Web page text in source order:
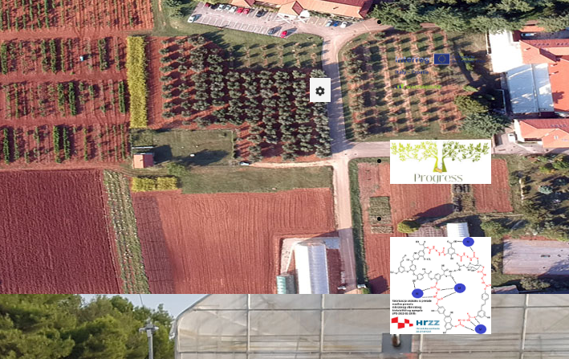
International
2018“ u Palermu
konferenciji „10th OTIE International Conference on Islands
rad autorica Kristine Brščić i Tine Šugar pod nazivom „Tourists’
provedenih u okviru Interreg Mediteran MITOMED+ projekta.
OTIE ICIT_2018 promiče razmjenu znanstvenih i stručnih
suradnje sa širom skupinom dionika. Konferencija je jedna od
poticanje stvaranja internacionalne mreže stručnjaka radi poticanja
(Croatia).“